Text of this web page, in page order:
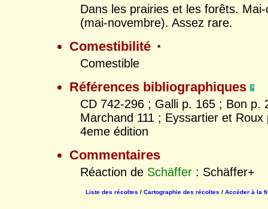
Dans les prairies et les forêts.
(mai-novembre). Assez rare.
Comestibilité *
Comestible
Références bibliographiques
CD 742-296 ; Galli p. 165 ; Bon p.
Marchand 111 ; Eyssartier et
4eme édition
Commentaires
Réaction de Schäffer : Schäffer+
Liste des récoltes /Cartographie des récoltes /Accéder à la